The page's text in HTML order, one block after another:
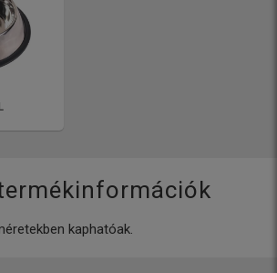
kaphatóak.